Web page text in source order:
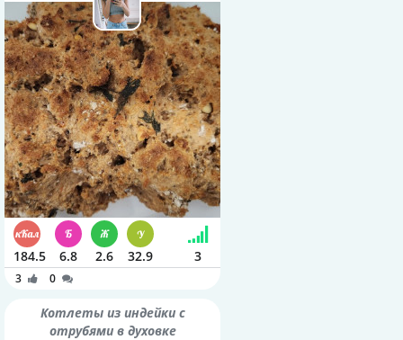
184.5 6.8 2.6 32.9 3
3 0
Котлеты из индейки с
отрубями в духовке